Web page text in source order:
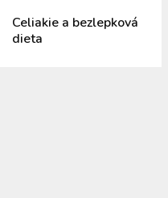
Celiakie a bezlepková
dieta